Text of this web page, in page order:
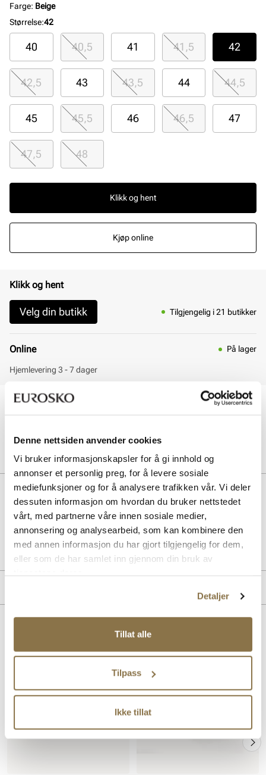
Denne nettsiden anvender cookies
Vi bruker informasjonskapsler for å gi innhold og
annonser et personlig preg, for å levere sosiale
mediefunksjoner og for å analysere trafikken vår. Vi deler
dessuten informasjon om hvordan du bruker nettstedet
vårt, med partnerne våre innen sosiale medier,
annonsering og analysearbeid, som kan kombinere den
med annen informasjon du har gjort tilgjengelig for dem,
eller som de har samlet inn gjennom din bruk av
Detaljer
Tillat alle
Tilpass
Ikke tillat
Farge: Beige
Størrelse:42
40 40,5 41 41,5 42
42,5 43 43,5 44 44,5
45 45,5 46 46,5 47
47,5 48
Klikk og hent
Kjøp online
Klikk og hent
Velg din butikk Tilgjengelig i 21 butikker
Online På lager
Hjemlevering 3 - 7 dager
Klikk og hent innen 30 minutter
Gratis retur i butikk
Beskrivelse
Art. nr05763408
Lev. art. nr220415
Lignende produkter